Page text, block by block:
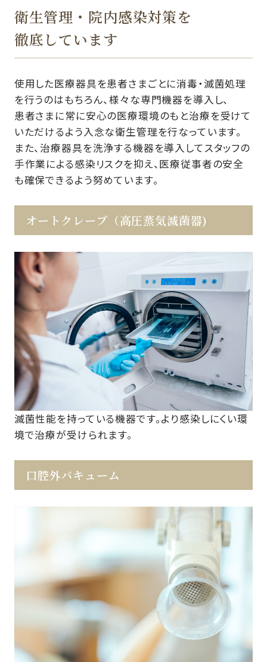
衛生管理・院内感染対策を
徹底しています
使用した医療器具を患者さまごとに消毒・滅菌処理
を行うのはもちろん、様々な専門機器を導入し、
患者さまに常に安心の医療環境のもと治療を受けて
いただけるよう入念な衛生管理を行なっています。
また、治療器具を洗浄する機器を導入してスタッフの
手作業による感染リスクを抑え、医療従事者の安全
も確保できるよう努めています。
オートクレーブ（高圧蒸気滅菌器)
滅菌性能を持っている機器です。より感染しにくい環
境で治療が受けられます。
口腔外バキューム